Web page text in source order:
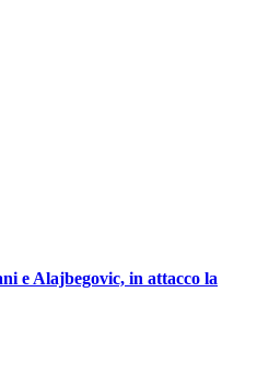
e Alajbegovic, in attacco la